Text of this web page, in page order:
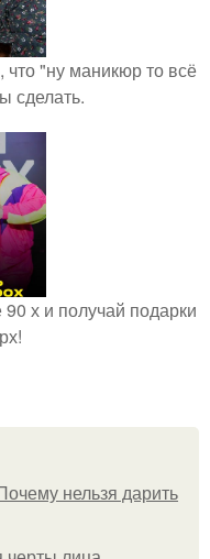
"ну маникюр то всё
сделать.
х и получай подарки
нельзя дарить